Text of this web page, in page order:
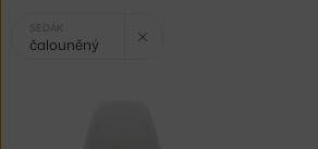
Vybrané
filtry:
SEDÁK
čalouněný